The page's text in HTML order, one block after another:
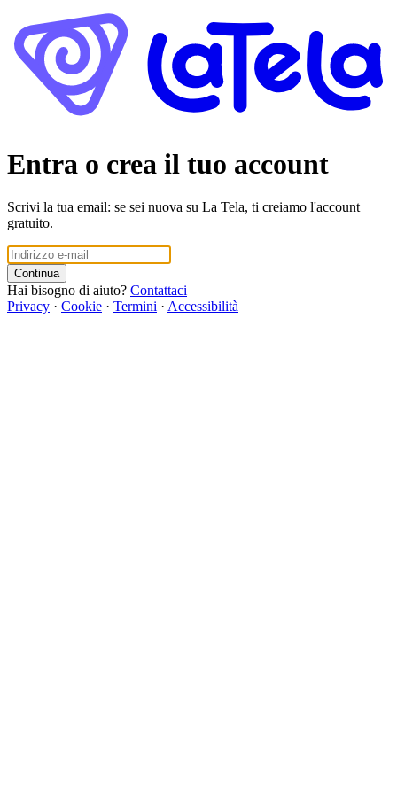
Entra o crea il tuo account
Scrivi la tua email: se sei nuova su La Tela, ti creiamo l'account
gratuito.
Continua
Hai bisogno di aiuto? Contattaci
Privacy · Cookie · Termini · Accessibilità